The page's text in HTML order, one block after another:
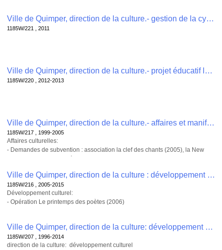
Ville de Quimper, direction de la culture.- gestion de la cyberbase: bilan, cr de réunion, correspondance , 1185W/221
1185W/221 , 2011
Ville de Quimper, direction de la culture.- projet éducatif local, aménagement des rythmes scolaires, TAP , 1185W/220
1185W/220 , 2012-2013
Ville de Quimper, direction de la culture.- affaires et manifestations culturelles , 1185W/217
1185W/217 , 1999-2005
Affaires culturelles:
- Demandes de subvention : association la clef des chants (2005), la New
-Organisation du téléthon (2001)
Ville de Quimper, direction de la culture : développement culturel , 1185W/216
1185W/216 , 2005-2015
Développement culturel:
- Opération Le printemps des poètes (2006)
- passeport culturel et passeport pour l'art (2005-2007)
- Hébergement de l'association très tôt théâtre (2006-2010)
- schéma départemental des enseignements artisitiques (2008-2011)
Ville de Quimper, direction de la culture: développement culturel , 1185W/207
1185W/207 , 1996-2014
direction de la culture: développement culturel